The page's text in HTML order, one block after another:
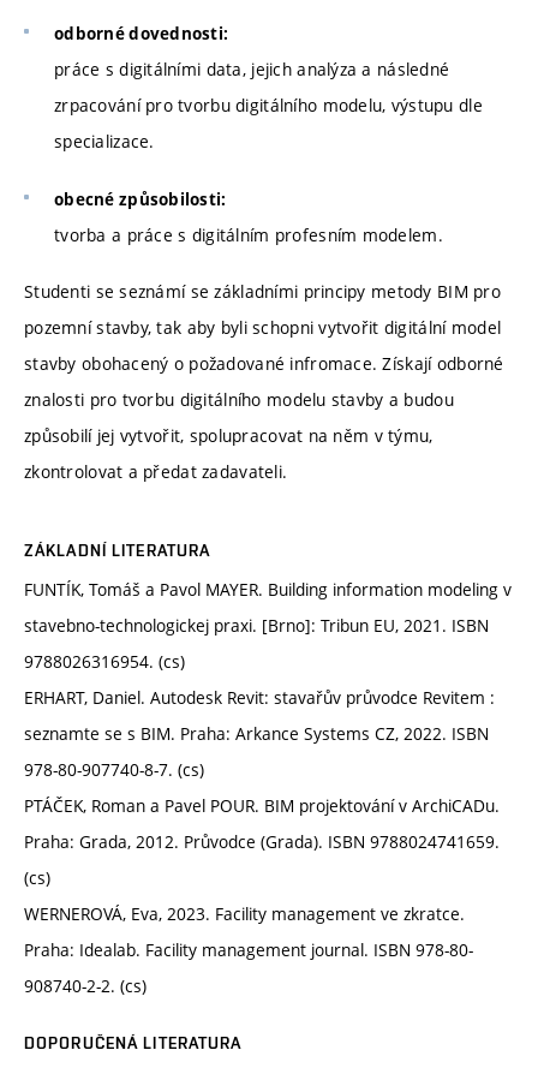
odborné dovednosti:
práce s digitálními data, jejich analýza a následné
zrpacování pro tvorbu digitálního modelu, výstupu dle
specializace.
obecné způsobilosti:
tvorba a práce s digitálním profesním modelem.
Studenti se seznámí se základními principy metody BIM pro
pozemní stavby, tak aby byli schopni vytvořit digitální model
stavby obohacený o požadované infromace. Získají odborné
znalosti pro tvorbu digitálního modelu stavby a budou
způsobilí jej vytvořit, spolupracovat na něm v týmu,
zkontrolovat a předat zadavateli.
ZÁKLADNÍ LITERATURA
FUNTÍK, Tomáš a Pavol MAYER. Building information modeling v
stavebno-technologickej praxi. [Brno]: Tribun EU, 2021. ISBN
9788026316954. (cs)
ERHART, Daniel. Autodesk Revit: stavařův průvodce Revitem :
seznamte se s BIM. Praha: Arkance Systems CZ, 2022. ISBN
978-80-907740-8-7. (cs)
PTÁČEK, Roman a Pavel POUR. BIM projektování v ArchiCADu.
Praha: Grada, 2012. Průvodce (Grada). ISBN 9788024741659.
(cs)
WERNEROVÁ, Eva, 2023. Facility management ve zkratce.
Praha: Idealab. Facility management journal. ISBN 978-80-
908740-2-2. (cs)
DOPORUČENÁ LITERATURA